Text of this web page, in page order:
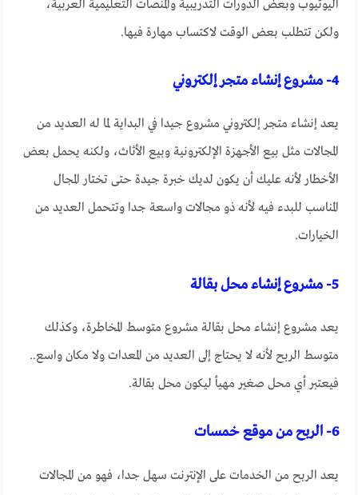
اليوتيوب وبعض الدورات التدريبية والمنصات التعليمية العربية،
ولكن تتطلب بعض الوقت لاكتساب مهارة فيها.
4- مشروع إنشاء متجر إلكتروني
يعد إنشاء متجر إلكتروني مشروع جيدا في البداية لما له العديد من
المجالات مثل بيع الأجهزة الإلكترونية وبيع الأثاث، ولكنه يحمل بعض
الأخطار لأنه عليك أن يكون لديك خبرة جيدة حتى تختار المجال
المناسب للبدء فيه لأنه ذو مجالات واسعة جدا وتتحمل العديد من
الخيارات.
5- مشروع إنشاء محل بقالة
يعد مشروع إنشاء محل بقالة مشروع متوسط المخاطرة، وكذلك
متوسط الربح لأنه لا يحتاج إلى العديد من المعدات ولا مكان واسع..
فيعتبر أي محل صغير مهيأ ليكون محل بقالة.
6- الربح من موقع خمسات
يعد الربح من الخدمات على الإنترنت سهل جدا، فهو من المجالات